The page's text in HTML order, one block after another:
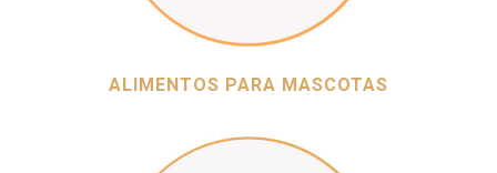
ALIMENTOS PARA MASCOTAS